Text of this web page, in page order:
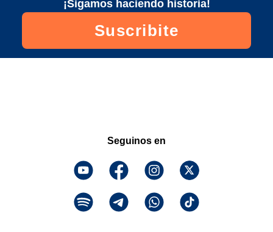
¡Sigamos haciendo historia!
Suscribite
Seguinos en